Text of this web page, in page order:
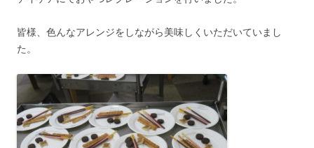
皆様、色んなアレンジをしながら美味しくいただいていまし
た。